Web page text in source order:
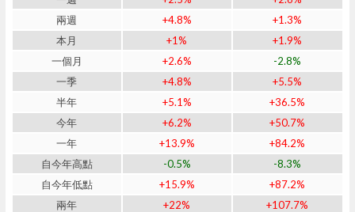
兩週
+4.8%
+1.3%
本月
+1%
+1.9%
一個月
+2.6%
-2.8%
一季
+4.8%
+5.5%
半年
+5.1%
+36.5%
今年
+6.2%
+50.7%
一年
+13.9%
+84.2%
自今年高點
-0.5%
-8.3%
自今年低點
+15.9%
+87.2%
兩年
+22%
+107.7%